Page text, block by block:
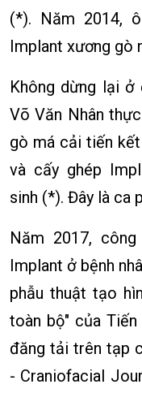
(*). Năm 2014,
Implant xương gò
Không dừng lại
Võ Văn Nhân
gò má cải tiến
và cấy ghép
sinh (*). Đây là ca
Năm 2017,
Implant ở bệnh
phẫu thuật tạo
toàn bộ" của
đăng tải trên tạp
- Craniofacial